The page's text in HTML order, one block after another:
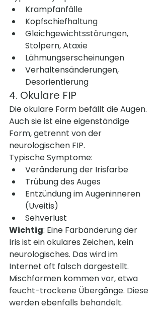
Krampfanfälle
Kopfschiefhaltung
Gleichgewichtsstörungen,
Stolpern, Ataxie
Lähmungserscheinungen
Verhaltensänderungen,
Desorientierung
4. Okulare FIP
Die okulare Form befällt die Augen.
Auch sie ist eine eigenständige
Form, getrennt von der
neurologischen FIP.
Typische Symptome:
Veränderung der Irisfarbe
Trübung des Auges
Entzündung im Augeninneren
(Uveitis)
Sehverlust
Wichtig: Eine Farbänderung der
Iris ist ein okulares Zeichen, kein
neurologisches. Das wird im
Internet oft falsch dargestellt.
Mischformen kommen vor, etwa
feucht-trockene Übergänge. Diese
werden ebenfalls behandelt.